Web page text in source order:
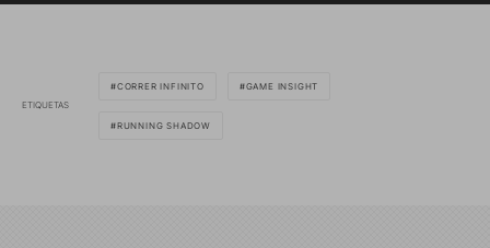
ETIQUETAS
CORRER INFINITO GAME INSIGHT
RUNNING SHADOW